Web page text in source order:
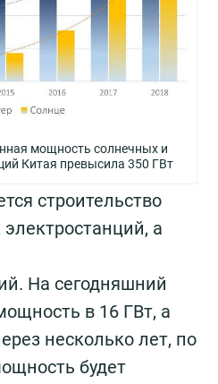
мощность солнечных и
Китая превысила 350 ГВт
строительство
а
На сегодняшний
в 16 ГВт, а
несколько лет, по
будет